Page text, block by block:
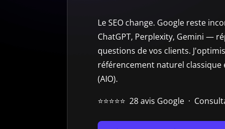
Le SEO change. Google reste
ChatGPT, Perplexity, Gemini —
questions de vos clients.
référencement naturel
(AIO).
⭐⭐⭐⭐⭐ 28 avis Google ·